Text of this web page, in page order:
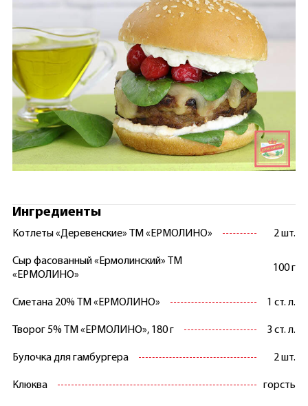
Ингредиенты
Котлеты «Деревенские» ТМ «ЕРМОЛИНО» 2 шт.
Сыр фасованный «Ермолинский» ТМ
«ЕРМОЛИНО»
100 г
Сметана 20% ТМ «ЕРМОЛИНО» 1 ст. л.
Творог 5% ТМ «ЕРМОЛИНО», 180 г 3 ст. л.
Булочка для гамбургера 2 шт.
Клюква горсть